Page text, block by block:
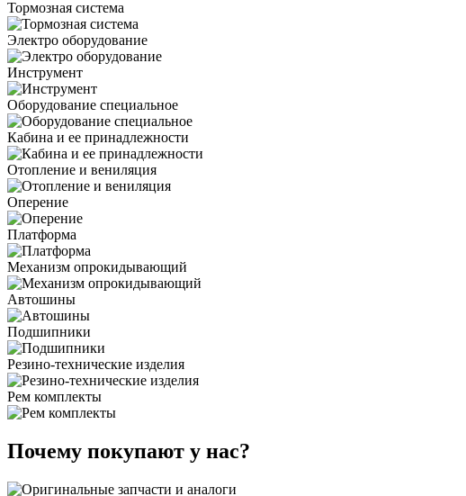
Тормозная система
Электро оборудование
Инструмент
Оборудование специальное
Кабина и ее принадлежности
Отопление и вениляция
Оперение
Платформа
Механизм опрокидывающий
Автошины
Подшипники
Резино-технические изделия
Рем комплекты
Почему покупают у нас?